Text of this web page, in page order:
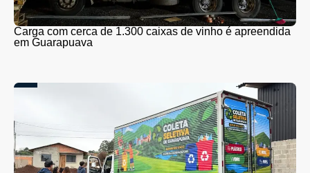
Carga com cerca de 1.300 caixas de vinho é apreendida
em Guarapuava